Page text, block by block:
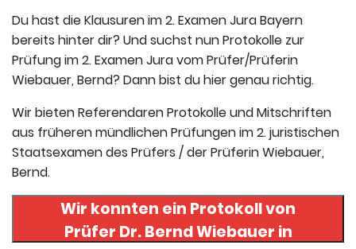
Du hast die Klausuren im 2. Examen Jura Bayern
bereits hinter dir? Und suchst nun Protokolle zur
Prüfung im 2. Examen Jura vom Prüfer/Prüferin
Wiebauer, Bernd? Dann bist du hier genau richtig.
Wir bieten Referendaren Protokolle und Mitschriften
aus früheren mündlichen Prüfungen im 2. juristischen
Staatsexamen des Prüfers / der Prüferin Wiebauer,
Bernd.
Wir konnten ein Protokoll von
Prüfer Dr. Bernd Wiebauer in